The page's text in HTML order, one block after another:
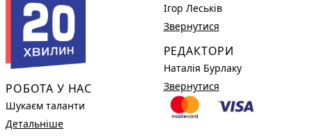
РОБОТА У НАС
Шукаєм таланти
Детальніше
Ігор Леськів
Звернутися
РЕДАКТОРИ
Наталія Бурлаку
Звернутися